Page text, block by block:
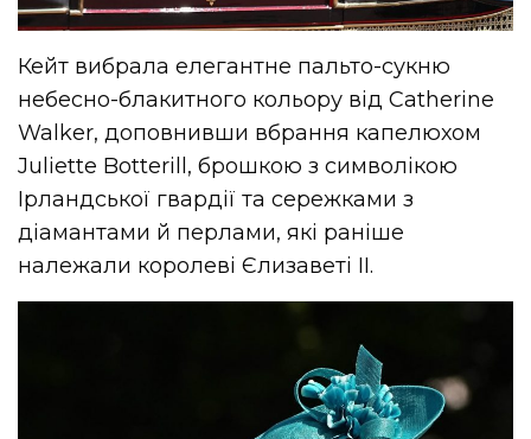
Кейт вибрала елегантне пальто-сукню
небесно-блакитного кольору від Catherine
Walker, доповнивши вбрання капелюхом
Juliette Botterill, брошкою з символікою
Ірландської гвардії та сережками з
діамантами й перлами, які раніше
належали королеві Єлизаветі II.